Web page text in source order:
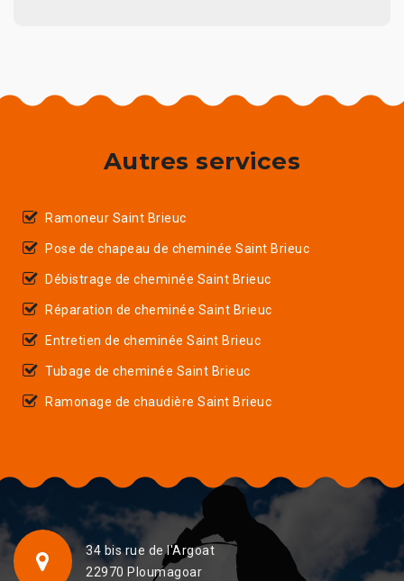
Autres services
Ramoneur Saint Brieuc
Pose de chapeau de cheminée Saint Brieuc
Débistrage de cheminée Saint Brieuc
Réparation de cheminée Saint Brieuc
Entretien de cheminée Saint Brieuc
Tubage de cheminée Saint Brieuc
Ramonage de chaudière Saint Brieuc
34 bis rue de l'Argoat
22970 Ploumagoar